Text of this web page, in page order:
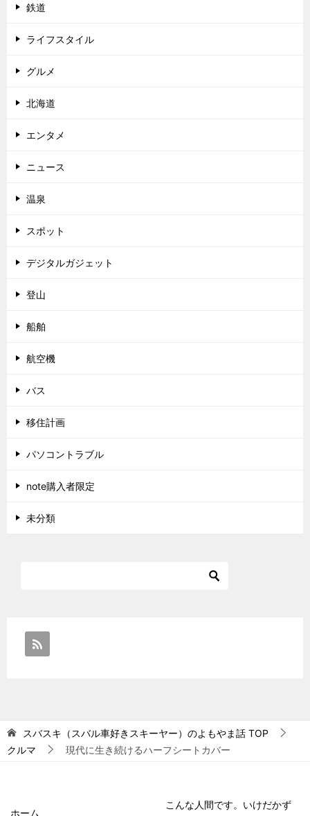
鉄道
ライフスタイル
グルメ
北海道
エンタメ
ニュース
温泉
スポット
デジタルガジェット
登山
船舶
航空機
バス
移住計画
パソコントラブル
note購入者限定
未分類
スバスキ（スバル車好きスキーヤー）のよもやま話 TOP
クルマ
現代に生き続けるハーフシートカバー
ホーム
こんな人間です。いけだかず